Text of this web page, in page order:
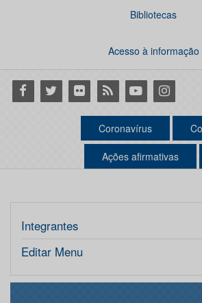
Bibliotecas
Acesso à informação
Facebook
Twitter Flickr RSS YoutubeInstagram
Coronavírus
Ações afirmativas
Integrantes
Editar Menu